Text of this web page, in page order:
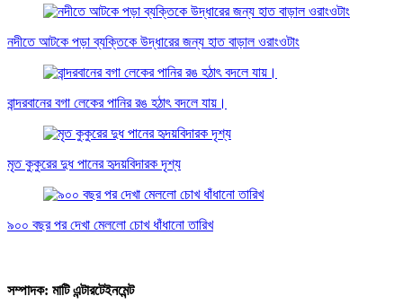
নদীতে আটকে পড়া ব্যক্তিকে উদ্ধারের জন্য হাত বাড়াল ওরাংওটাং
বান্দরবানের বগা লেকের পানির রঙ হঠাৎ বদলে যায়।
মৃত কুকুরের দুধ পানের হৃদয়বিদারক দৃশ্য
৯০০ বছর পর দেখা মেললো চোখ ধাঁধানো তারিখ
সম্পাদক: মাটি এন্টারটেইনমেন্ট